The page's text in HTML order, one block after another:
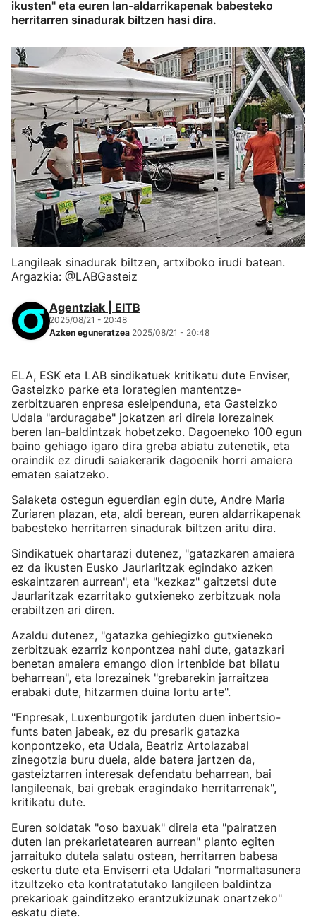
ikusten" eta euren lan-aldarrikapenak babesteko
herritarren sinadurak biltzen hasi dira.
Langileak sinadurak biltzen, artxiboko irudi batean.
Argazkia: @LABGasteiz
Agentziak | EITB
2025/08/21 - 20:48
Azken eguneratzea 2025/08/21 - 20:48
ELA, ESK eta LAB sindikatuek kritikatu dute Enviser,
Gasteizko parke eta lorategien mantentze-
zerbitzuaren enpresa esleipenduna, eta Gasteizko
Udala "arduragabe" jokatzen ari direla lorezainek
beren lan-baldintzak hobetzeko. Dagoeneko 100 egun
baino gehiago igaro dira greba abiatu zutenetik, eta
oraindik ez dirudi saiakerarik dagoenik horri amaiera
ematen saiatzeko.
Salaketa ostegun eguerdian egin dute, Andre Maria
Zuriaren plazan, eta, aldi berean, euren aldarrikapenak
babesteko herritarren sinadurak biltzen aritu dira.
Sindikatuek ohartarazi dutenez, "gatazkaren amaiera
ez da ikusten Eusko Jaurlaritzak egindako azken
eskaintzaren aurrean", eta "kezkaz" gaitzetsi dute
Jaurlaritzak ezarritako gutxieneko zerbitzuak nola
erabiltzen ari diren.
Azaldu dutenez, "gatazka gehiegizko gutxieneko
zerbitzuak ezarriz konpontzea nahi dute, gatazkari
benetan amaiera emango dion irtenbide bat bilatu
beharrean", eta lorezainek "grebarekin jarraitzea
erabaki dute, hitzarmen duina lortu arte".
"Enpresak, Luxenburgotik jarduten duen inbertsio-
funts baten jabeak, ez du presarik gatazka
konpontzeko, eta Udala, Beatriz Artolazabal
zinegotzia buru duela, alde batera jartzen da,
gasteiztarren interesak defendatu beharrean, bai
langileenak, bai grebak eragindako herritarrenak",
kritikatu dute.
Euren soldatak "oso baxuak" direla eta "pairatzen
duten lan prekarietatearen aurrean" planto egiten
jarraituko dutela salatu ostean, herritarren babesa
eskertu dute eta Enviserri eta Udalari "normaltasunera
itzultzeko eta kontratatutako langileen baldintza
prekarioak gainditzeko erantzukizunak onartzeko"
eskatu diete.